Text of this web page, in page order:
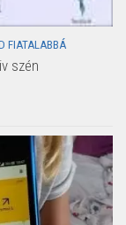
FIATALABBÁ
szén